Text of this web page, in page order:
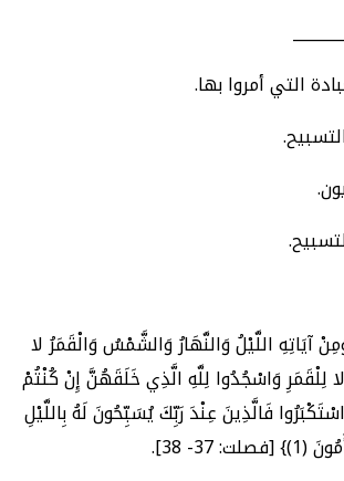
آيَاتِهِ اللَّيْلُ وَالنَّهَارُ وَالشَّمْسُ وَالْقَمَرُ لا
وَاسْجُدُوا لِلَّهِ الَّذِي خَلَقَهُنَّ إِنْ كُنْتُمْ
فَالَّذِينَ عِنْدَ رَبِّكَ يُسَبِّحُونَ لَهُ بِاللَّيْلِ
37- 38].